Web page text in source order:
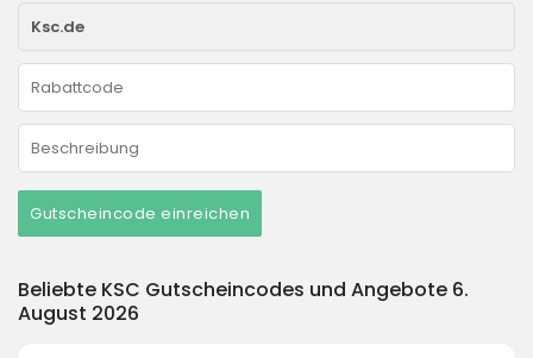
Gutscheincode einreichen
Beliebte KSC Gutscheincodes und Angebote 6.
August 2026